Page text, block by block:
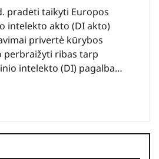
pradėti taikyti Europos
intelekto akto (DI akto)
privertė kūrybos
perbraižyti ribas tarp
intelekto (DI) pagalba…